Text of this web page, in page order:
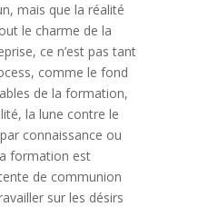
mais que la réalité
le charme de la
ce n’est pas tant
comme le fond
de la formation,
la lune contre le
connaissance ou
formation est
de communion
sur les désirs